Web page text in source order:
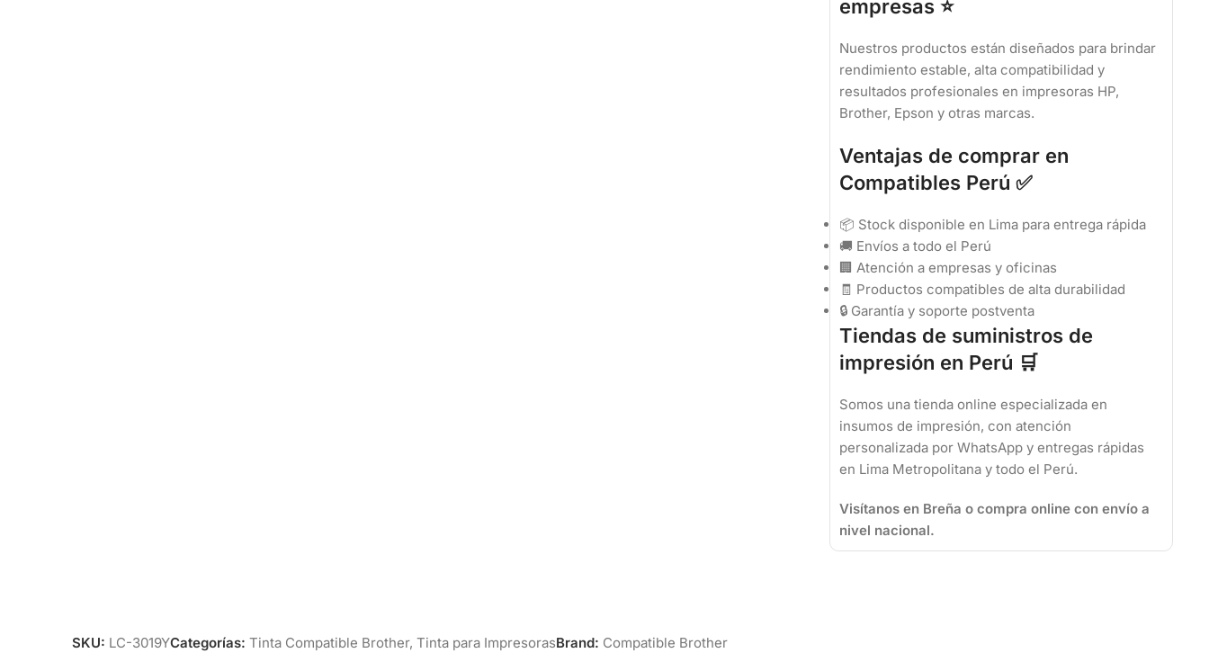
empresas ⭐
Nuestros productos están diseñados para brindar
rendimiento estable, alta compatibilidad y
resultados profesionales en impresoras HP,
Brother, Epson y otras marcas.
Ventajas de comprar en
Compatibles Perú ✅
📦 Stock disponible en Lima para entrega rápida
🚚 Envíos a todo el Perú
🏢 Atención a empresas y oficinas
🧾 Productos compatibles de alta durabilidad
🔒 Garantía y soporte postventa
Tiendas de suministros de
impresión en Perú 🛒
Somos una tienda online especializada en
insumos de impresión, con atención
personalizada por WhatsApp y entregas rápidas
en Lima Metropolitana y todo el Perú.
Visítanos en Breña o compra online con envío a
nivel nacional.
SKU: LC-3019YCategorías: Tinta Compatible Brother, Tinta para ImpresorasBrand: Compatible Brother